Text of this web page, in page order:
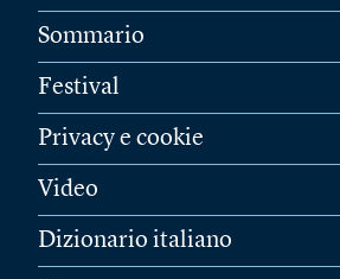
Sommario
Festival
Privacy e cookie
Video
Dizionario italiano